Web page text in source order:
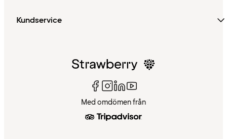
Kundservice
Med omdömen från